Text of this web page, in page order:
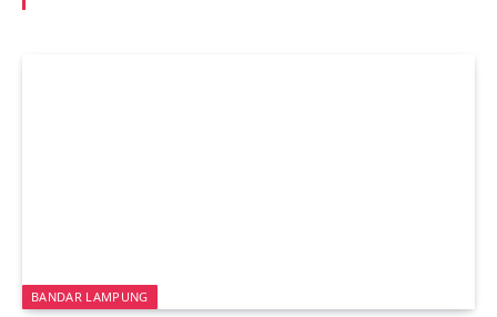
BANDAR LAMPUNG